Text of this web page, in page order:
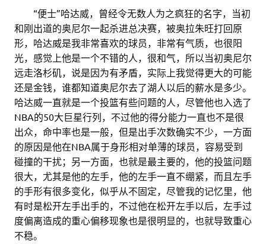
“便士”哈达威，曾经令无数人为之疯狂的名字，当初
和刚出道的奥尼尔一起杀进总决赛，被奥拉朱旺打回原
形，哈达威是我非常喜欢的球员，非常有气质，也很阳
光，感觉上他是一个不错的人，很和气，所以当初奥尼尔
远走洛杉矶，说是因为有矛盾，实际上我觉得更大的可能
还是金钱，谁都知道奥尼尔去了湖人以后的薪水是多少。
哈达威一直就是一个投篮有些问题的人，尽管他也入选了
NBA的50大巨星行列，不过他的得分能力一直也不是很
出众，命中率也是一般，但是出手次数确实不少，一方面
的原因是他在NBA属于身形相对单薄的球员，容易受到
碰撞的干扰；另一方面，也就是最主要的，他的投篮问题
很大，尤其是他的左手，他的左手一直不绷紧，而且左手
的手形有很多变化，似乎从不固定，尽管我的记忆里，他
有时是松开左手出手的，不过他在松开左手以后，左手过
度偏离造成的重心偏移现象也是很明显的，也就导致重心
不稳。